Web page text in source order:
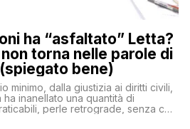
ha “asfaltato” Letta?
torna nelle parole di
bene)
minimo, dalla giustizia ai diritti civili,
ha inanellato una quantità di
perle retrograde, senza che
sinistra – glielo abbia fatto notare